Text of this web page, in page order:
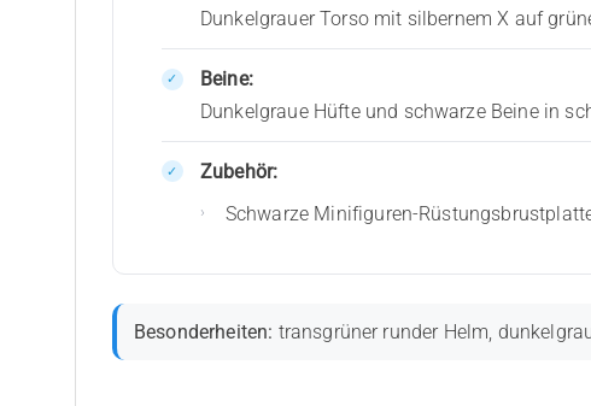
Dunkelgrauer Torso mit silbernem X auf
Beine:
Dunkelgraue Hüfte und schwarze Beine in
Zubehör:
Schwarze Minifiguren-
Besonderheiten: transgrüner runder Helm,